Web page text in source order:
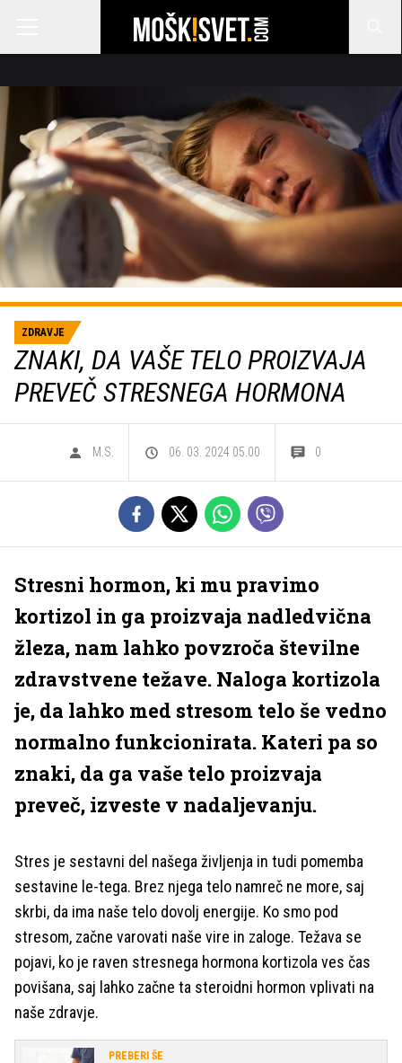
ZDRAVJE
ZNAKI, DA VAŠE TELO PROIZVAJA
PREVEČ STRESNEGA HORMONA
M.S. 06. 03. 2024 05.00 0
Stresni hormon, ki mu pravimo
kortizol in ga proizvaja nadledvična
žleza, nam lahko povzroča številne
zdravstvene težave. Naloga kortizola
je, da lahko med stresom telo še vedno
normalno funkcionirata. Kateri pa so
znaki, da ga vaše telo proizvaja
preveč, izveste v nadaljevanju.
Stres je sestavni del našega življenja in tudi pomemba
sestavine le-tega. Brez njega telo namreč ne more, saj
skrbi, da ima naše telo dovolj energije. Ko smo pod
stresom, začne varovati naše vire in zaloge. Težava se
pojavi, ko je raven stresnega hormona kortizola ves čas
povišana, saj lahko začne ta steroidni hormon vplivati na
naše zdravje.
PREBERI ŠE